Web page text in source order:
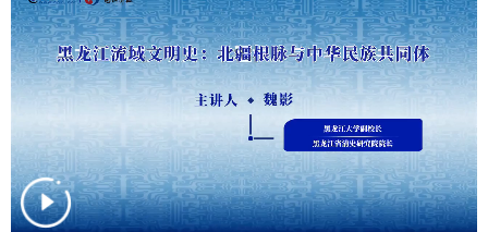
健康 军事 访谈 视频
图片 中央文件 金融 汽车
信息化 乡村振兴
溯源中国 城市 旅游 能源
会展 彩票 娱乐 时尚